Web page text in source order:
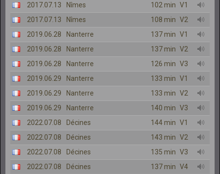
2017.07.13
Nîmes 102 min V1
2017.07.13
Nîmes 108 min V2
2019.06.28
Nanterre 137 min V1
2019.06.28
Nanterre 137 min V2
2019.06.28
Nanterre 126 min V3
2019.06.29
Nanterre 133 min V1
2019.06.29
Nanterre 133 min V2
2019.06.29
Nanterre 140 min V3
2022.07.08
Décines 144 min V1
2022.07.08
Décines 143 min V2
2022.07.08
Décines 135 min V3
2022.07.08
Décines 137 min V4